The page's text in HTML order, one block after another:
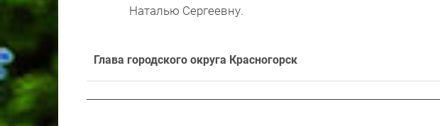
Наталью Сергеевну.
Глава городского округа Красногорск